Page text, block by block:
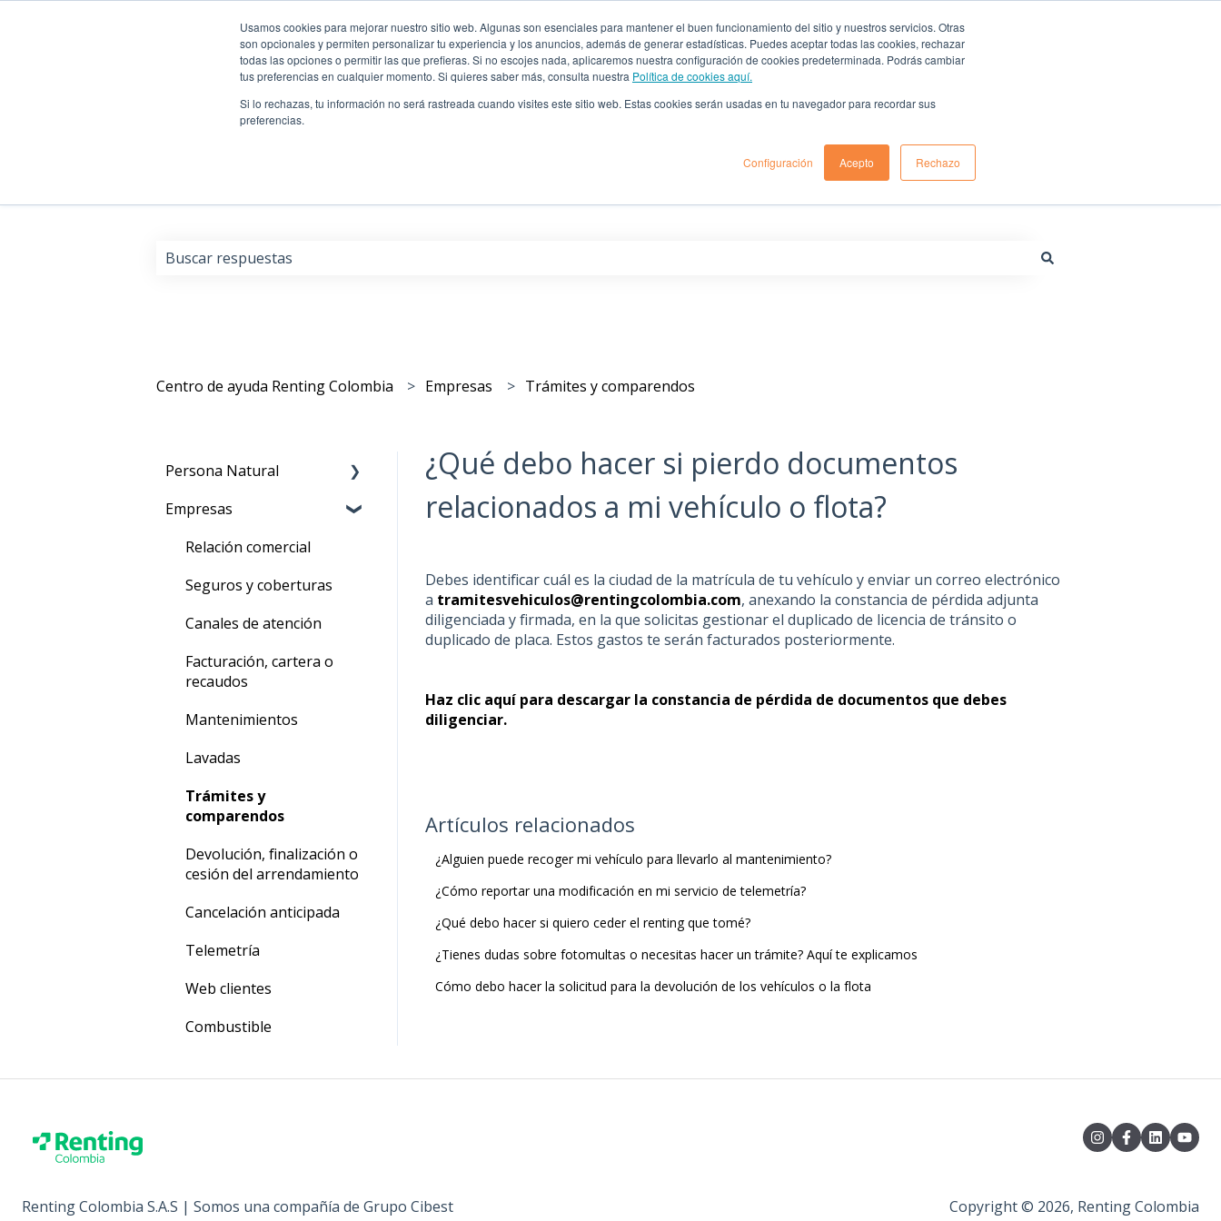
Usamos cookies para mejorar nuestro sitio web. Algunas son esenciales para mantener el buen funcionamiento del sitio y nuestros servicios. Otras
son opcionales y permiten personalizar tu experiencia y los anuncios, además de generar estadísticas. Puedes aceptar todas las cookies, rechazar
todas las opciones o permitir las que prefieras. Si no escojes nada, aplicaremos nuestra configuración de cookies predeterminada. Podrás cambiar
tus preferencias en cualquier momento. Si quieres saber más, consulta nuestra Política de cookies aquí.
Si lo rechazas, tu información no será rastreada cuando visites este sitio web. Estas cookies serán usadas en tu navegador para recordar sus
preferencias.
Configuración Acepto Rechazo
Centro de ayuda de Renting Colombia
Centro de ayuda Renting Colombia Empresas Trámites y comparendos
¿Qué debo hacer si pierdo documentos
relacionados a mi vehículo o flota?
Debes identificar cuál es la ciudad de la matrícula de tu vehículo y enviar un correo electrónico
a tramitesvehiculos@rentingcolombia.com, anexando la constancia de pérdida adjunta
diligenciada y firmada, en la que solicitas gestionar el duplicado de licencia de tránsito o
duplicado de placa. Estos gastos te serán facturados posteriormente.
Haz clic aquí para descargar la constancia de pérdida de documentos que debes
diligenciar.
Artículos relacionados
¿Alguien puede recoger mi vehículo para llevarlo al mantenimiento?
¿Cómo reportar una modificación en mi servicio de telemetría?
¿Qué debo hacer si quiero ceder el renting que tomé?
¿Tienes dudas sobre fotomultas o necesitas hacer un trámite? Aquí te explicamos
Cómo debo hacer la solicitud para la devolución de los vehículos o la flota
Persona Natural
Arrendamiento
Seguros y Coberturas
Canales de atención
Facturación, cartera o
Mantenimientos
Lavadas
Trámites y
Devolución, finalización o
Cancelación anticipada
Empresas
Relación comercial
Seguros y coberturas
Canales de atención
Facturación, cartera o
recaudos
Mantenimientos
Lavadas
Trámites y
comparendos
Devolución, finalización o
cesión del arrendamiento
Cancelación anticipada
Telemetría
Web clientes
Combustible
Renting Colombia S.A.S | Somos una compañía de Grupo Cibest Copyright © 2026, Renting Colombia